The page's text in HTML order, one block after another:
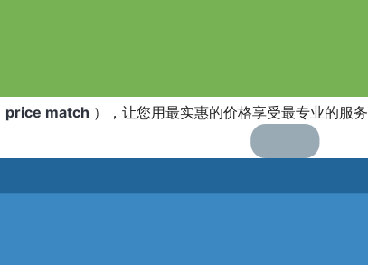
price match ），让您用最实惠的价格享受最专业的服务